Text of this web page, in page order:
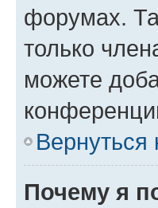
форумах.
только
можете
Вернуться
Почему я